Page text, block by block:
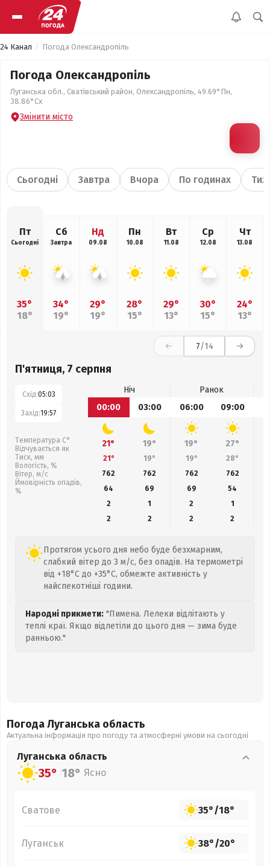
24 Канал Погода Олександропіль
Погода Олександропіль
Луганська обл., Сватівський район, Олександропіль, 49.69°Пн,
38.86°Сх
Змінити місто
Сьогодні Завтра Вчора По годинах
Пт
Сьогодні
35°
18°
Сб
Завтра
34°
19°
Нд
09.08
29°
19°
Пн
10.08
28°
15°
Вт
11.08
29°
13°
Ср
12.08
30°
15°
Чт
13.08
24°
13°
7/14
П'ятниця, 7 серпня
Схід:05:03
Захід:19:57
Температура С°
Відчувається як
Тиск, мм
Вологість, %
Вітер, м/с
Ймовірність опадів,
%
Ніч
Ранок
00:00
03:00 06:00 09:00
21° 19° 19° 27°
21° 19° 19° 28°
762
762 762 762
64
69 69 54
2
1 2
1
2
2 2 2
Протягом усього дня небо буде безхмарним,
слабкий вітер до 3 м/с, без опадів. На термометрі
від +18°C до +35°C, обмежте активність у
найспекотніші години.
Народні прикмети: "Пимена. Лелеки відлітають у
теплі краї. Якщо відлетіли до цього дня — зима буде
ранньою."
Погода Луганська область
Актуальна інформація про погоду та атмосферні умови на сьогодні
Луганська область
35° 18° Ясно
Сватове 35°/18°
Луганськ 38°/20°